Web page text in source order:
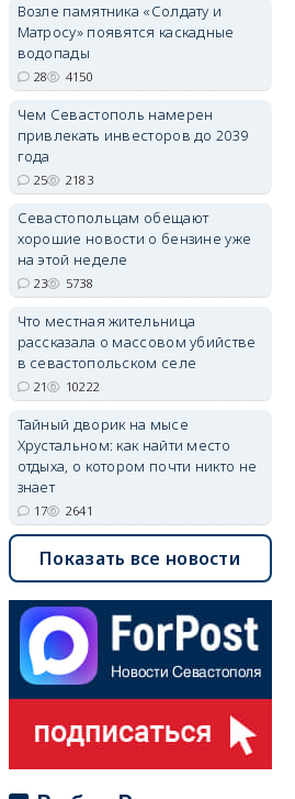
В Севастополе утвердили
проект застройки центра
Балаклавы
Там появится туристический
квартал с отелями и
парковками.
Возле памятника «Солдату и
Матросу» появятся каскадные
водопады
28 4150
Чем Севастополь намерен
привлекать инвесторов до 2039
года
25 2183
Севастопольцам обещают
хорошие новости о бензине уже
на этой неделе
23 5738
Что местная жительница
рассказала о массовом убийстве
в севастопольском селе
21 10222
Тайный дворик на мысе
Хрустальном: как найти место
отдыха, о котором почти никто не
знает
17 2641
Показать все новости